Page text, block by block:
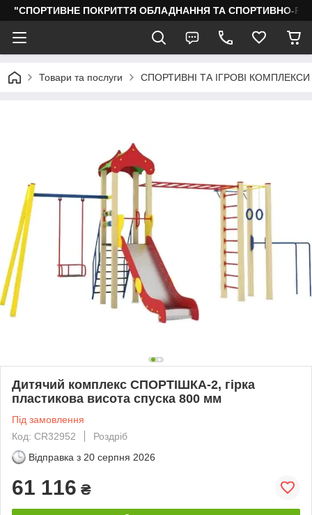
"СПОРТИВНЕ ПОКРИТТЯ ОБЛАДНАННЯ ТА СПОРТИВНО-
Товари та послуги СПОРТИВНІ ТА ІГРОВІ
Дитячий комплекс СПОРТІШКА-2, гірка
пластикова висота спуска 800 мм
Під замовлення
Код: CR32952
Роздріб
Відправка з 20 серпня 2026
61 116 ₴